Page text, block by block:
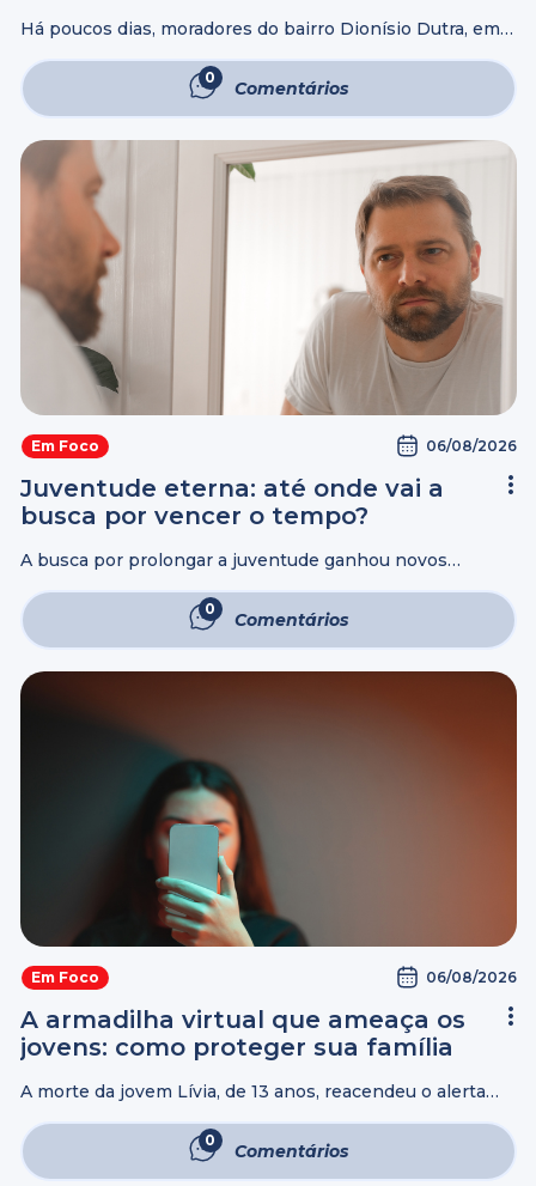
Há poucos dias, moradores do bairro Dionísio Dutra, em
margens do Rio Tietê, receberam uma ação solidária
promovida pelo Grupo ...
0 Comentários
Em Foco 06/08/2026
Juventude eterna: até onde vai a
busca por vencer o tempo?
A busca por prolongar a juventude ganhou novos
(foto abaixo). O norte-americano investe milhões de
dólares por ano em procedimentos e hábitos ...
0 Comentários
Em Foco 06/08/2026
A armadilha virtual que ameaça os
jovens: como proteger sua família
A morte da jovem Lívia, de 13 anos, reacendeu o alerta
virtuais representam para crianças e adolescentes.
Segundo informações divulgadas, a adolescente ...
0 Comentários